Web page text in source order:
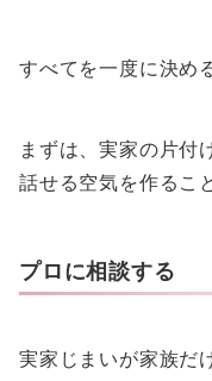
すべてを一度に決め
まずは、実家の片付
話せる空気を作るこ
プロに相談する
実家じまいが家族だ